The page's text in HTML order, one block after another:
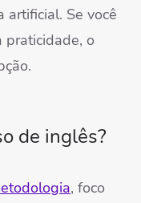
artificial. Se você
praticidade, o
de inglês?
, foco